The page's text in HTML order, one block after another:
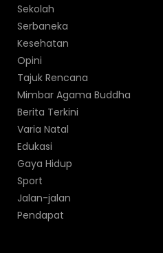
Sekolah
Serbaneka
Kesehatan
Opini
Tajuk Rencana
Mimbar Agama Buddha
Berita Terkini
Varia Natal
Edukasi
Gaya Hidup
Sport
Jalan-jalan
Pendapat